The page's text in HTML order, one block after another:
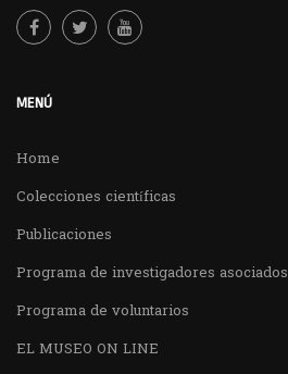
MENÚ
Home
Colecciones científicas
Publicaciones
Programa de investigadores asociados
Programa de voluntarios
EL MUSEO ON LINE